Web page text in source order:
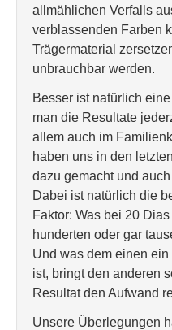
allmählichen Verfalls
verblassenden Farben
Trägermaterial
unbrauchbar werden.
Besser ist natürlich
man die Resultate
allem auch im
haben uns in den
dazu gemacht und
Dabei ist natürlich die
Faktor: Was bei 20
hunderten oder gar
Und was dem einen
ist, bringt den anderen
Resultat den Aufwand
Unsere Überlegungen